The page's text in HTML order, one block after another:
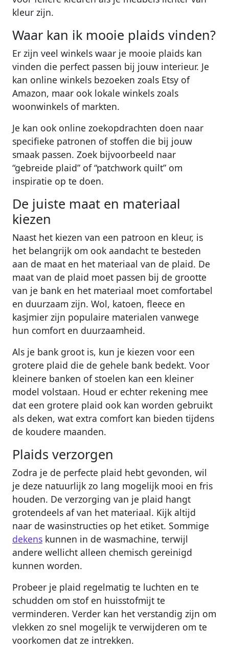
kleur zijn.
Waar kan ik mooie plaids vinden?
Er zijn veel winkels waar je mooie plaids kan
vinden die perfect passen bij jouw interieur. Je
kan online winkels bezoeken zoals Etsy of
Amazon, maar ook lokale winkels zoals
woonwinkels of markten.
Je kan ook online zoekopdrachten doen naar
specifieke patronen of stoffen die bij jouw
smaak passen. Zoek bijvoorbeeld naar
“gebreide plaid” of “patchwork quilt” om
inspiratie op te doen.
De juiste maat en materiaal
kiezen
Naast het kiezen van een patroon en kleur, is
het belangrijk om ook aandacht te besteden
aan de maat en het materiaal van de plaid. De
maat van de plaid moet passen bij de grootte
van je bank en het materiaal moet comfortabel
en duurzaam zijn. Wol, katoen, fleece en
kasjmier zijn populaire materialen vanwege
hun comfort en duurzaamheid.
Als je bank groot is, kun je kiezen voor een
grotere plaid die de gehele bank bedekt. Voor
kleinere banken of stoelen kan een kleiner
model volstaan. Houd er echter rekening mee
dat een grotere plaid ook kan worden gebruikt
als deken, wat extra comfort kan bieden tijdens
de koudere maanden.
Plaids verzorgen
Zodra je de perfecte plaid hebt gevonden, wil
je deze natuurlijk zo lang mogelijk mooi en fris
houden. De verzorging van je plaid hangt
grotendeels af van het materiaal. Kijk altijd
naar de wasinstructies op het etiket. Sommige
dekens kunnen in de wasmachine, terwijl
andere wellicht alleen chemisch gereinigd
kunnen worden.
Probeer je plaid regelmatig te luchten en te
schudden om stof en huisstofmijt te
verminderen. Verder kan het verstandig zijn om
vlekken zo snel mogelijk te verwijderen om te
voorkomen dat ze intrekken.